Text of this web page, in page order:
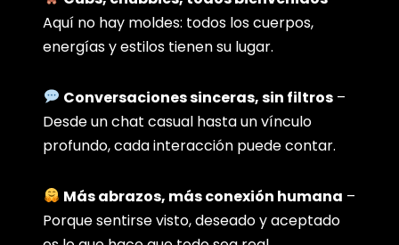
Aquí no hay moldes: todos los cuerpos,
energías y estilos tienen su lugar.
Conversaciones sinceras, sin filtros–
Desde un chat casual hasta un vínculo
profundo, cada interacción puede contar.
Más abrazos, más conexión humana –
Porque sentirse visto, deseado y aceptado